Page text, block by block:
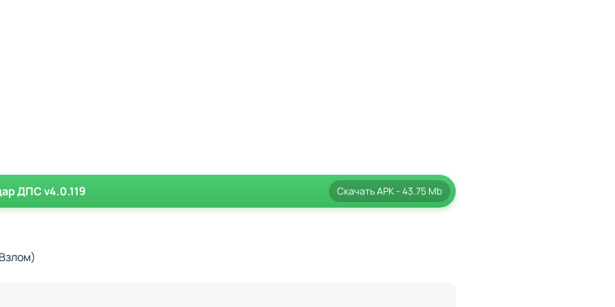
ДПС v4.0.119 СкачатьAPK- 43.75 Mb